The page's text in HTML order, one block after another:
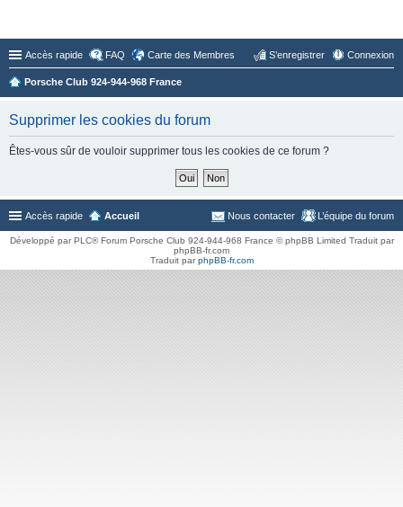
Accès rapide FAQ Carte des Membres Connexion
S’enregistrer
Porsche Club 924-944-968 France
Supprimer les cookies du forum
Êtes-vous sûr de vouloir supprimer tous les cookies de ce forum ?
Accès rapide Accueil L’équipe du forum
Nous contacter
Développé par PLC® Forum Porsche Club 924-944-968 France © phpBB Limited Traduit par
phpBB-fr.com
Traduit parphpBB-fr.com